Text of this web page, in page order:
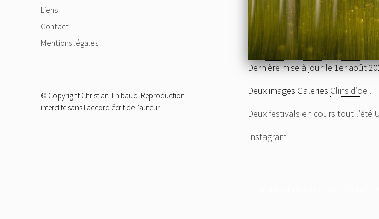
Liens
Contact
Mentions légales
© Copyright Christian Thibaud. Reproduction
interdite sans l'accord écrit de l'auteur.
Dernière mise à jour le 1er août
Deux images Galeries Clins d’oeil
Deux festivals en cours tout l’été
Instagram